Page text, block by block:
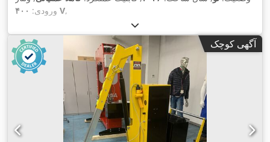
ورودی: ۴۰۰ V,
آگهی کوچک